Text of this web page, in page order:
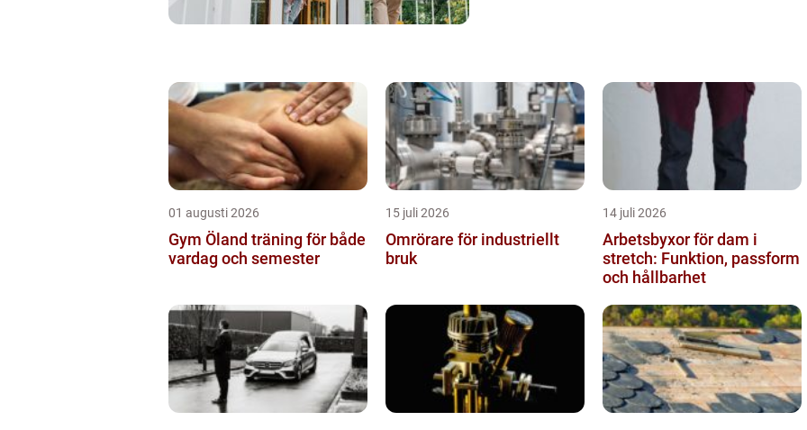
01 augusti 2026
Gym Öland träning för både
vardag och semester
15 juli 2026
Omrörare för industriellt
bruk
14 juli 2026
Arbetsbyxor för dam i
stretch: Funktion, passform
och hållbarhet